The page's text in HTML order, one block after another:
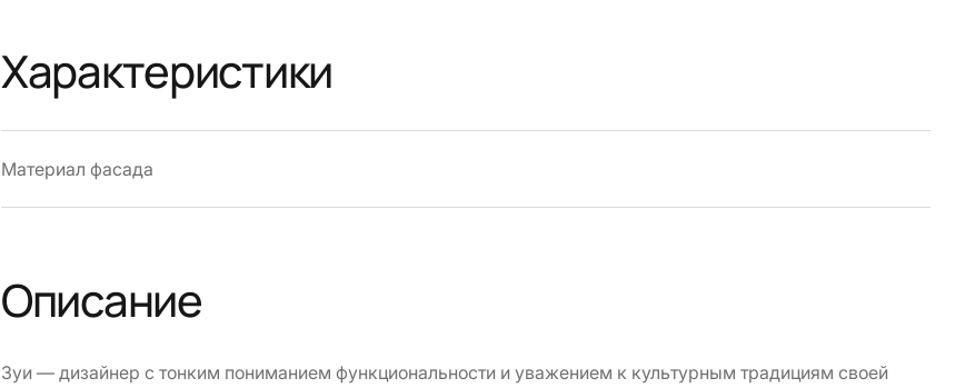
Характеристики
Материал фасада
Описание
Зуи — дизайнер с тонким пониманием функциональности и уважением к культурным традициям своей